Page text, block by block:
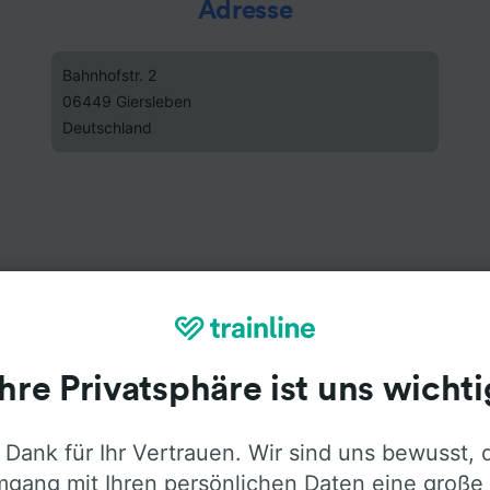
Adresse
Bahnhofstr. 2
06449 Giersleben
Deutschland
Ihre Privatsphäre ist uns
für Ihr Vertrauen. Wir sind uns bewusst,
mit Ihren persönlichen Daten eine große